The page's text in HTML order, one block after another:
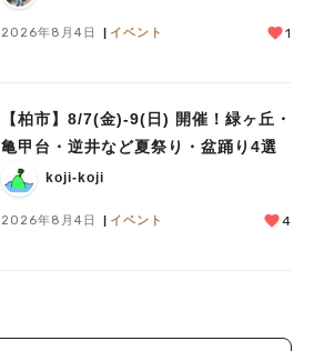
2026年8月4日 イベント 1
【柏市】8/7(金)‐9(日) 開催！緑ヶ丘・
亀甲台・逆井など夏祭り・盆踊り4選
koji-koji
2026年8月4日 イベント 4